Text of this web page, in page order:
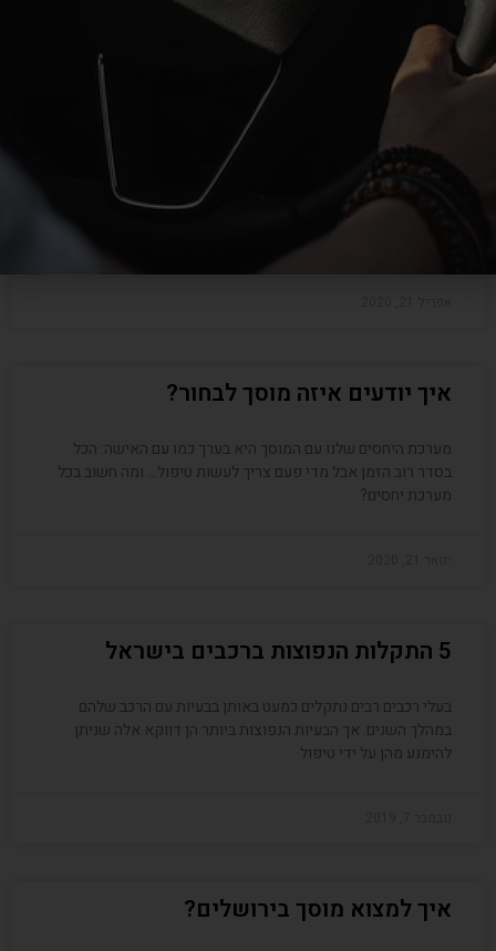
תחזוקת רכב שאפשר לעשות לבד
חשיבותה של תחזוקת הרכב מתבטאת במגוון מישורים ועשויה גם
לשמור עליכם בטוחים וגם לחסוך לכם עד אלפי שקלים בשנה.
אספנו עבורכם כמה פעולות ממש פשוטות
איך יודעים איזה מוסך לבחור?
מערכת היחסים שלנו עם המוסך היא בערך כמו עם האישה: הכל
בסדר רוב הזמן אבל מדי פעם צריך לעשות טיפול… ומה חשוב בכל
מערכת יחסים?
5 התקלות הנפוצות ברכבים בישראל
בעלי רכבים רבים נתקלים כמעט באותן בבעיות עם הרכב שלהם
במהלך השנים. אך הבעיות הנפוצות ביותר הן דווקא אלה שניתן
להימנע מהן על ידי טיפול
איך למצוא מוסך בירושלים?